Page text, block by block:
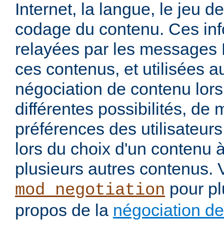
Internet, la langue, le jeu
codage du contenu. Ces
relayées par les
ces contenus, et utilisées
négociation de contenu
différentes possibilités, de
préférences des
lors du choix d'un contenu
plusieurs autres contenus.
mod_negotiation pour
propos de la négociation